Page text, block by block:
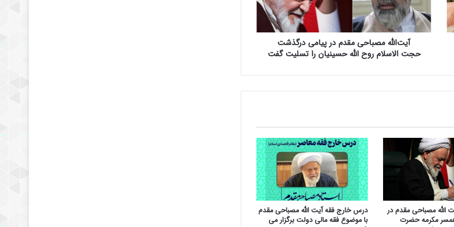
ه
م
ص
ی
د
ر
پ
ی
ا
م
د
ر
گ
آیت‌الله مصباحی مقدم در پیامی درگذشت
حجت الاسلام روح الله حسینیان را تسلیت گفت
الله مصباحی مقدم در
مکرمه حضرت
درس خارج فقه آیت الله مصباحی مقدم
با موضوع فقه مالی دولت برگزار می